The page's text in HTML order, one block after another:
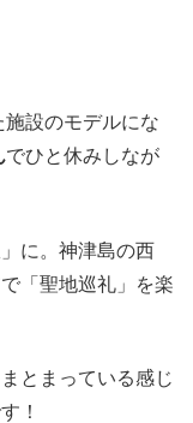
設のモデルにな
でひと休みしなが
に。神津島の西
「聖地巡礼」を楽
とまっている感じ
！